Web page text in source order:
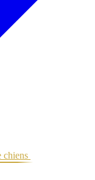
chiens